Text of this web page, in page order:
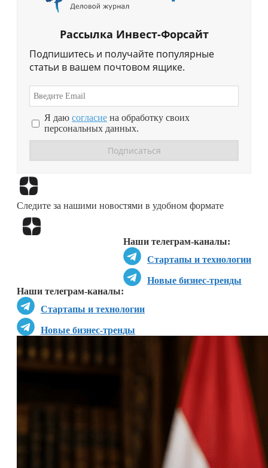
Рассылка Инвест-Форсайт
Подпишитесь и получайте популярные
статьи в вашем почтовом ящике.
Я даю согласие на обработку своих
персональных данных.
Следите за нашими новостями в удобном формате
Наши телеграм-каналы:
Стартапы и технологии
Новые бизнес-тренды
Наши телеграм-каналы:
Стартапы и технологии
Новые бизнес-тренды